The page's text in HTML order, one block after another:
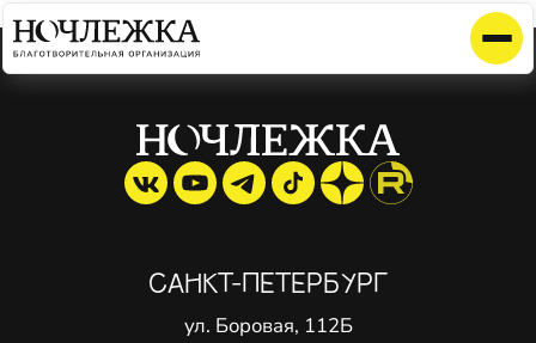
Элемент не найден!
САНКТ-ПЕТЕРБУРГ
ул. Боровая, 112Б